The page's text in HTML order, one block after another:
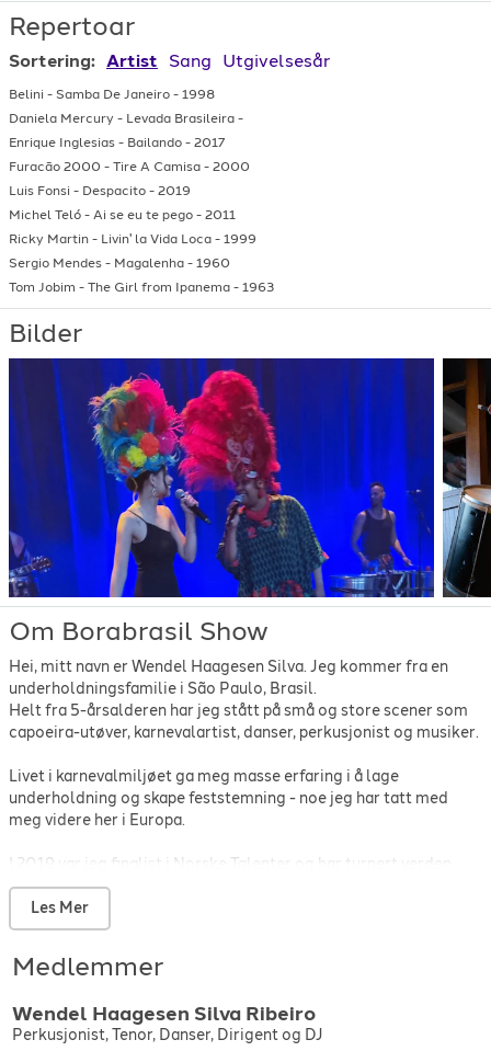
Repertoar
Sortering: Artist Sang Utgivelsesår
Belini - Samba De Janeiro - 1998
Daniela Mercury - Levada Brasileira -
Enrique Inglesias - Bailando - 2017
Furacão 2000 - Tire A Camisa - 2000
Luis Fonsi - Despacito - 2019
Michel Teló - Ai se eu te pego - 2011
Ricky Martin - Livin' la Vida Loca - 1999
Sergio Mendes - Magalenha - 1960
Tom Jobim - The Girl from Ipanema - 1963
Bilder
Om Borabrasil Show
Hei, mitt navn er Wendel Haagesen Silva. Jeg kommer fra en
underholdningsfamilie i São Paulo, Brasil.
Helt fra 5-årsalderen har jeg stått på små og store scener som
capoeira-utøver, karnevalartist, danser, perkusjonist og musiker.
Livet i karnevalmiljøet ga meg masse erfaring i å lage
underholdning og skape feststemning - noe jeg har tatt med
meg videre her i Europa.
I 2019 var jeg finalist i Norske Talenter og har turnert verden
rundt som underholdningsartist sammen med mitt kompani. Nå
ønsker jeg å levere mye av dette til ditt arrangement og vil
skreddesy en erfaring du sent vil glemme!
Les Mer
Medlemmer
Wendel Haagesen Silva Ribeiro
Perkusjonist, Tenor, Danser, Dirigent og DJ